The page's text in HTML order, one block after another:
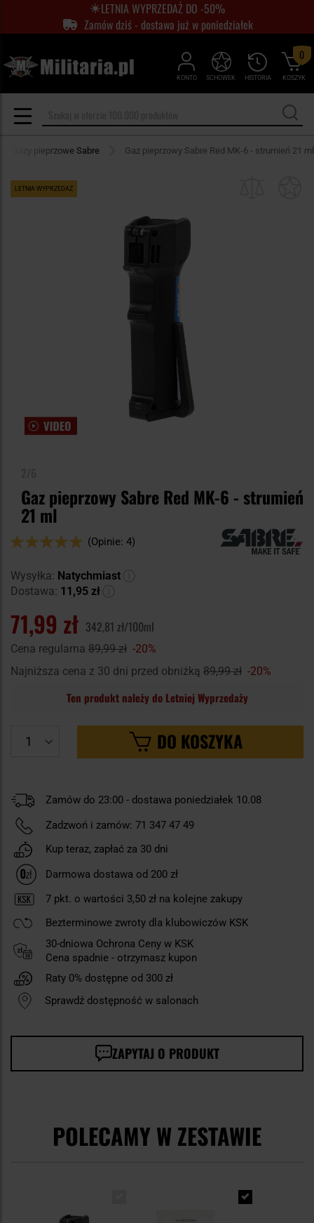
LETNIA WYPRZEDAŻ DO -50%
Zamów dziś - dostawa już w poniedziałek
KONTO HISTORIA
SCHOWEK KOSZYK
0
Gazy pieprzowe Sabre Gaz pieprzowy Sabre Red MK-6 - strumień 21 ml
LETNIA WYPRZEDAŻ
Gaz pieprzowy Sabre Red MK-6 - strumień
21 ml
Ocena:
(Opinie: 4)
Wysyłka: Natychmiast
Dostawa: 11,95 zł
71,99 zł 342,81 zł/100ml
Cena regularna 89,99 zł -20%
Najniższa cena z 30 dni przed obniżką 89,99 zł -20%
Ten produkt należy do Letniej Wyprzedaży
DO KOSZYKA
Zamów do 23:00 - dostawa poniedziałek 10.08
Zadzwoń i zamów: 71 347 47 49
Kup teraz, zapłać za 30 dni
Darmowa dostawa od 200 zł
7 pkt. o wartości 3,50 zł na kolejne zakupy
Bezterminowe zwroty dla klubowiczów KSK
30-dniowa Ochrona Ceny w KSK
Cena spadnie - otrzymasz kupon
Raty 0% dostępne od 300 zł
Sprawdź dostępność w salonach
ZAPYTAJ O PRODUKT
POLECAMY W ZESTAWIE